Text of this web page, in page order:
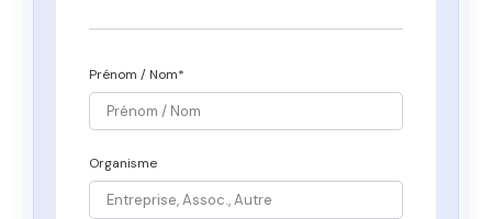
Prénom / Nom*
Organisme